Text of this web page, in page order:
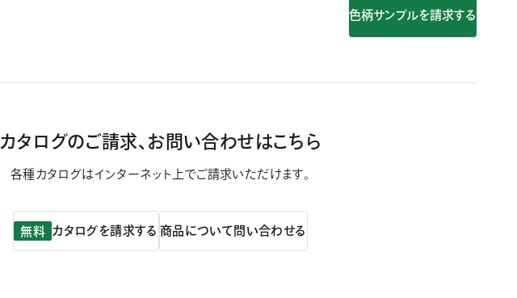
色柄サンプルを請求する
カタログのご請求、 お問い合わせはこちら
各種カタログはインターネット上でご請求いただけます。
無料 カタログを請求する 商品について問い合わせる